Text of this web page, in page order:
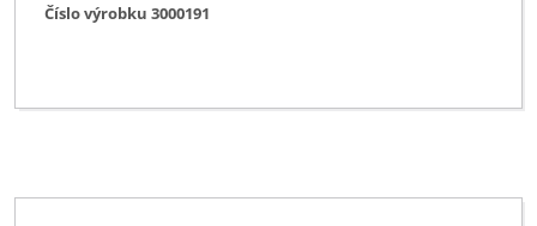
Číslo výrobku 3000191